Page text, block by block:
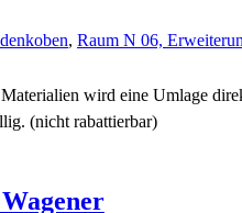
, Raum N 06,
wird eine Umlage
(nicht rabattierbar)
Wagener